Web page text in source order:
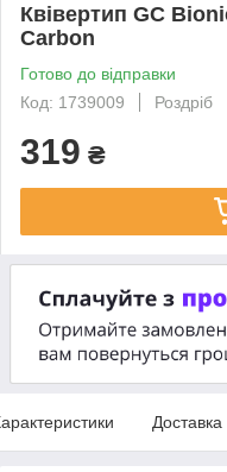
Квівертип GC
Carbon
Готово до відправки
Код: 1739009
Роздріб
319 ₴
Доставка